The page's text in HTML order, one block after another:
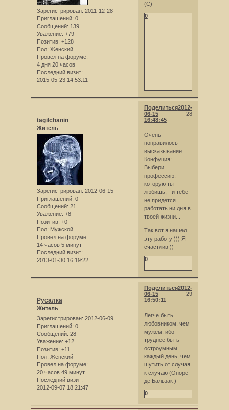
Зарегистрирован: 2011-12-28
Приглашений: 0
Сообщений: 139
Уважение: +79
Позитив: +128
Пол: Женский
Провел на форуме:
4 дня 20 часов
Последний визит:
2015-05-23 14:53:11
(С)
0
Поделиться
28
2012-
06-15
16:48:45
tagilchanin
Житель
Зарегистрирован: 2012-06-15
Приглашений: 0
Сообщений: 21
Уважение: +8
Позитив: +0
Пол: Мужской
Провел на форуме:
14 часов 5 минут
Последний визит:
2013-01-30 16:19:22
Очень
понравилось
высказывание
Конфуция:
Выбери
профессию,
которую ты
любишь, - и тебе
не придется
работать ни дня в
твоей жизни...
Так вот я нашел
эту работу ))) Я
счастлив ))
0
Поделиться
29
2012-
06-15
16:50:11
Русалка
Житель
Зарегистрирован: 2012-06-09
Приглашений: 0
Сообщений: 28
Уважение: +12
Позитив: +11
Пол: Женский
Провел на форуме:
20 часов 49 минут
Последний визит:
2012-09-07 18:21:47
Легче быть
любовником, чем
мужем, ибо
труднее быть
остроумным
каждый день, чем
шутить от случая
к случаю (Оноре
де Бальзак )
0